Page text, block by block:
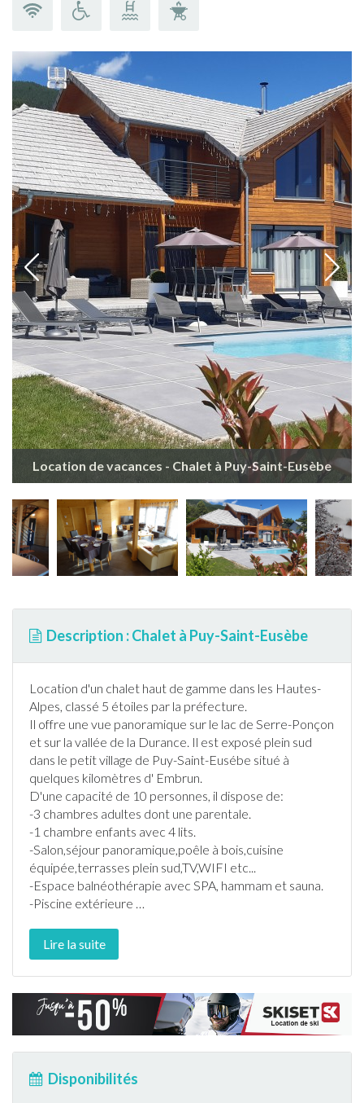
Location de vacances - Chalet à Puy-Saint-Eusèbe
Description : Chalet à Puy-Saint-Eusèbe
Location d'un chalet haut de gamme dans les Hautes-
Alpes, classé 5 étoiles par la préfecture.
Il offre une vue panoramique sur le lac de Serre-Ponçon
et sur la vallée de la Durance. Il est exposé plein sud
dans le petit village de Puy-Saint-Eusébe situé à
quelques kilomètres d' Embrun.
D'une capacité de 10 personnes, il dispose de:
-3 chambres adultes dont une parentale.
-1 chambre enfants avec 4 lits.
-Salon,séjour panoramique,poêle à bois,cuisine
équipée,terrasses plein sud,TV,WIFI etc...
-Espace balnéothérapie avec SPA, hammam et sauna.
-Piscine extérieure …
Lire la suite
Disponibilités